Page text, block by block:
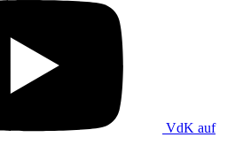
VdK auf